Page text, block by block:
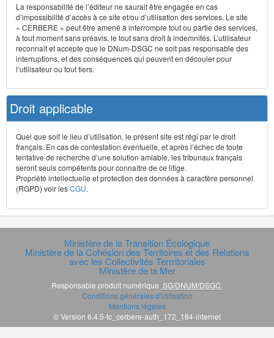
La responsabilité de l’éditeur ne saurait être engagée en cas
d’impossibilité d’accès à ce site et/ou d’utilisation des services. Le site
« CERBERE » peut être amené à interrompre tout ou partie des services,
à tout moment sans préavis, le tout sans droit à indemnités. L’utilisateur
reconnaît et accepte que le DNum-DSGC ne soit pas responsable des
interruptions, et des conséquences qui peuvent en découler pour
l’utilisateur ou tout tiers.
Droit applicable
Quel que soit le lieu d’utilisation, le présent site est régi par le droit
français. En cas de contestation éventuelle, et après l’échec de toute
tentative de recherche d’une solution amiable, les tribunaux français
seront seuls compétents pour connaître de ce litige.
Propriété intellectuelle et protection des données à caractère personnel
(RGPD) voir lesCGU.
Ministère de la Transition Écologique
Ministère de la Cohésion des Territoires et des Relations
avec les Collectivités Terrritoriales
Ministère de la Mer
Responsable produit numérique SG/DNUM/DSGC
Conditions générales d'utilisation
Mentions légales
© Version 6.4.5-tc_cerbere-auth_172_184-internet